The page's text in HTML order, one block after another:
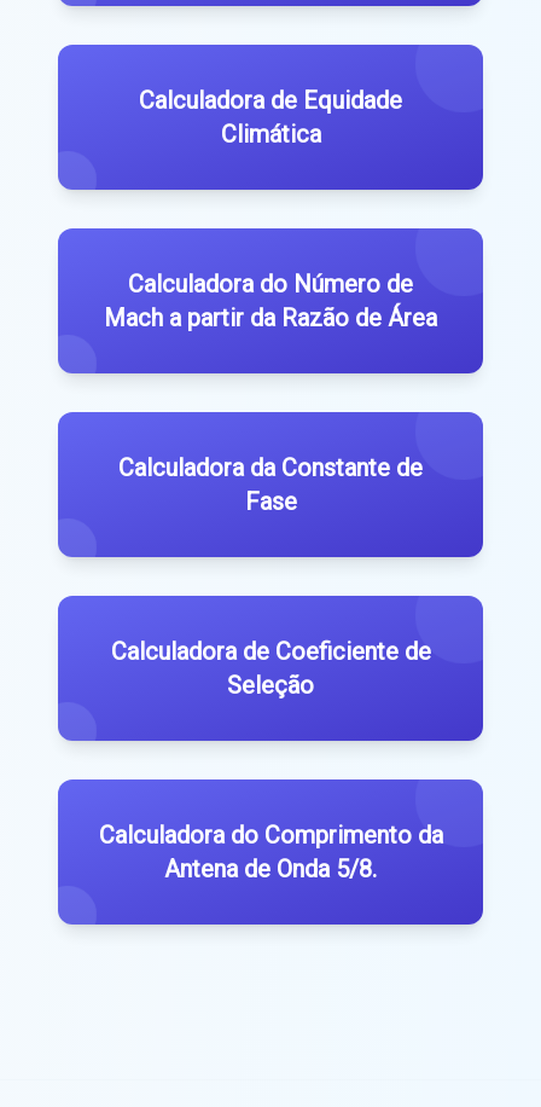
Calculadora de Equidade
Climática
Calculadora do Número de
Mach a partir da Razão de Área
Calculadora da Constante de
Fase
Calculadora de Coeficiente de
Seleção
Calculadora do Comprimento da
Antena de Onda 5/8.